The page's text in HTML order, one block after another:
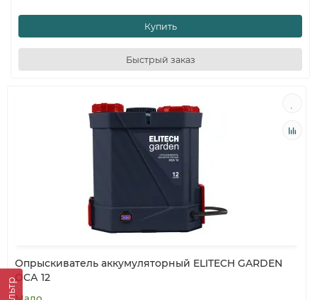
Купить
Быстрый заказ
Опрыскиватель аккумуляторный ELITECH GARDEN
ОСА 12